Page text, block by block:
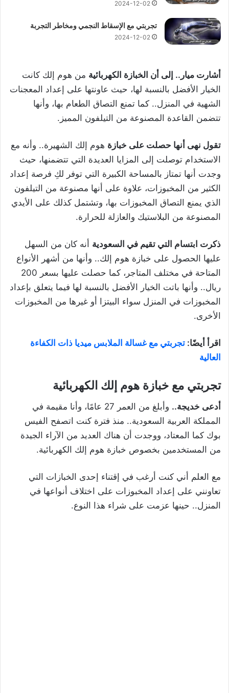
2024-12-02
تجربتي مع الإسقاط النجمي ومخاطر التجربة
2024-12-02
أشارت ميار.. إلى أن الخبازة الكهربائية من هوم إلك كانت
الخيار الأفضل بالنسبة لها، حيث عاونتها على إعداد المعجنات
الشهية في المنزل.. كما تمنع التصاق الطعام بها، وأنها
تتضمن القاعدة المصنوعة من التيلفون المميز.
تقول نهى أنها حصلت على خبازة هوم إلك الشهيرة.. وأنه مع
الاستخدام توصلت إلى المزايا العديدة التي تتضمنها، حيث
وجدت أنها تمتاز بالمساحة الكبيرة التي توفر لكِ فرصة إعداد
الكثير من المخبوزات، علاوة على أنها مصنوعة من التيلفون
الذي يمنع التصاق المخبوزات بها، وتشتمل كذلك على الأيدي
المصنوعة من البلاستيك والعازلة للحرارة.
ذكرت ابتسام التي تقيم في السعودية أنه كان من السهل
عليها الحصول على خبازة هوم إلك.. وأنها من أشهر الأنواع
المتاحة في مختلف المتاجر، كما حصلت عليها بسعر 200
ريال.. وأنها باتت الخيار الأفضل بالنسبة لها فيما يتعلق بإعداد
المخبوزات في المنزل سواء البيتزا أو غيرها من المخبوزات
الأخرى.
اقرأ أيضًا: تجربتي مع غسالة الملابس ميديا ذات الكفاءة
العالية
تجربتي مع خبازة هوم إلك الكهربائية
أدعى خديجة..
وأبلغ من العمر 27 عامًا، وأنا مقيمة في
المملكة العربية السعودية.. منذ فترة كنت اتصفح الفيس
بوك كما المعتاد، ووجدت أن هناك العديد من الآراء الجيدة
من المستخدمين بخصوص خبازة هوم إلك الكهربائية.
مع العلم أني كنت أرغب في إقتناء إحدى الخبازات التي
تعاونني على إعداد المخبوزات على اختلاف أنواعها في
المنزل.. حينها عزمت على شراء هذا النوع.